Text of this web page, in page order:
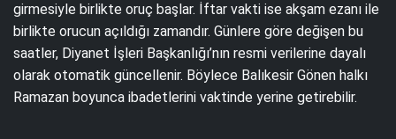
girmesiyle birlikte oruç başlar. İftar vakti ise akşam ezanı ile
birlikte orucun açıldığı zamandır. Günlere göre değişen bu
saatler, Diyanet İşleri Başkanlığı’nın resmi verilerine dayalı
olarak otomatik güncellenir. Böylece Balıkesir Gönen halkı
Ramazan boyunca ibadetlerini vaktinde yerine getirebilir.